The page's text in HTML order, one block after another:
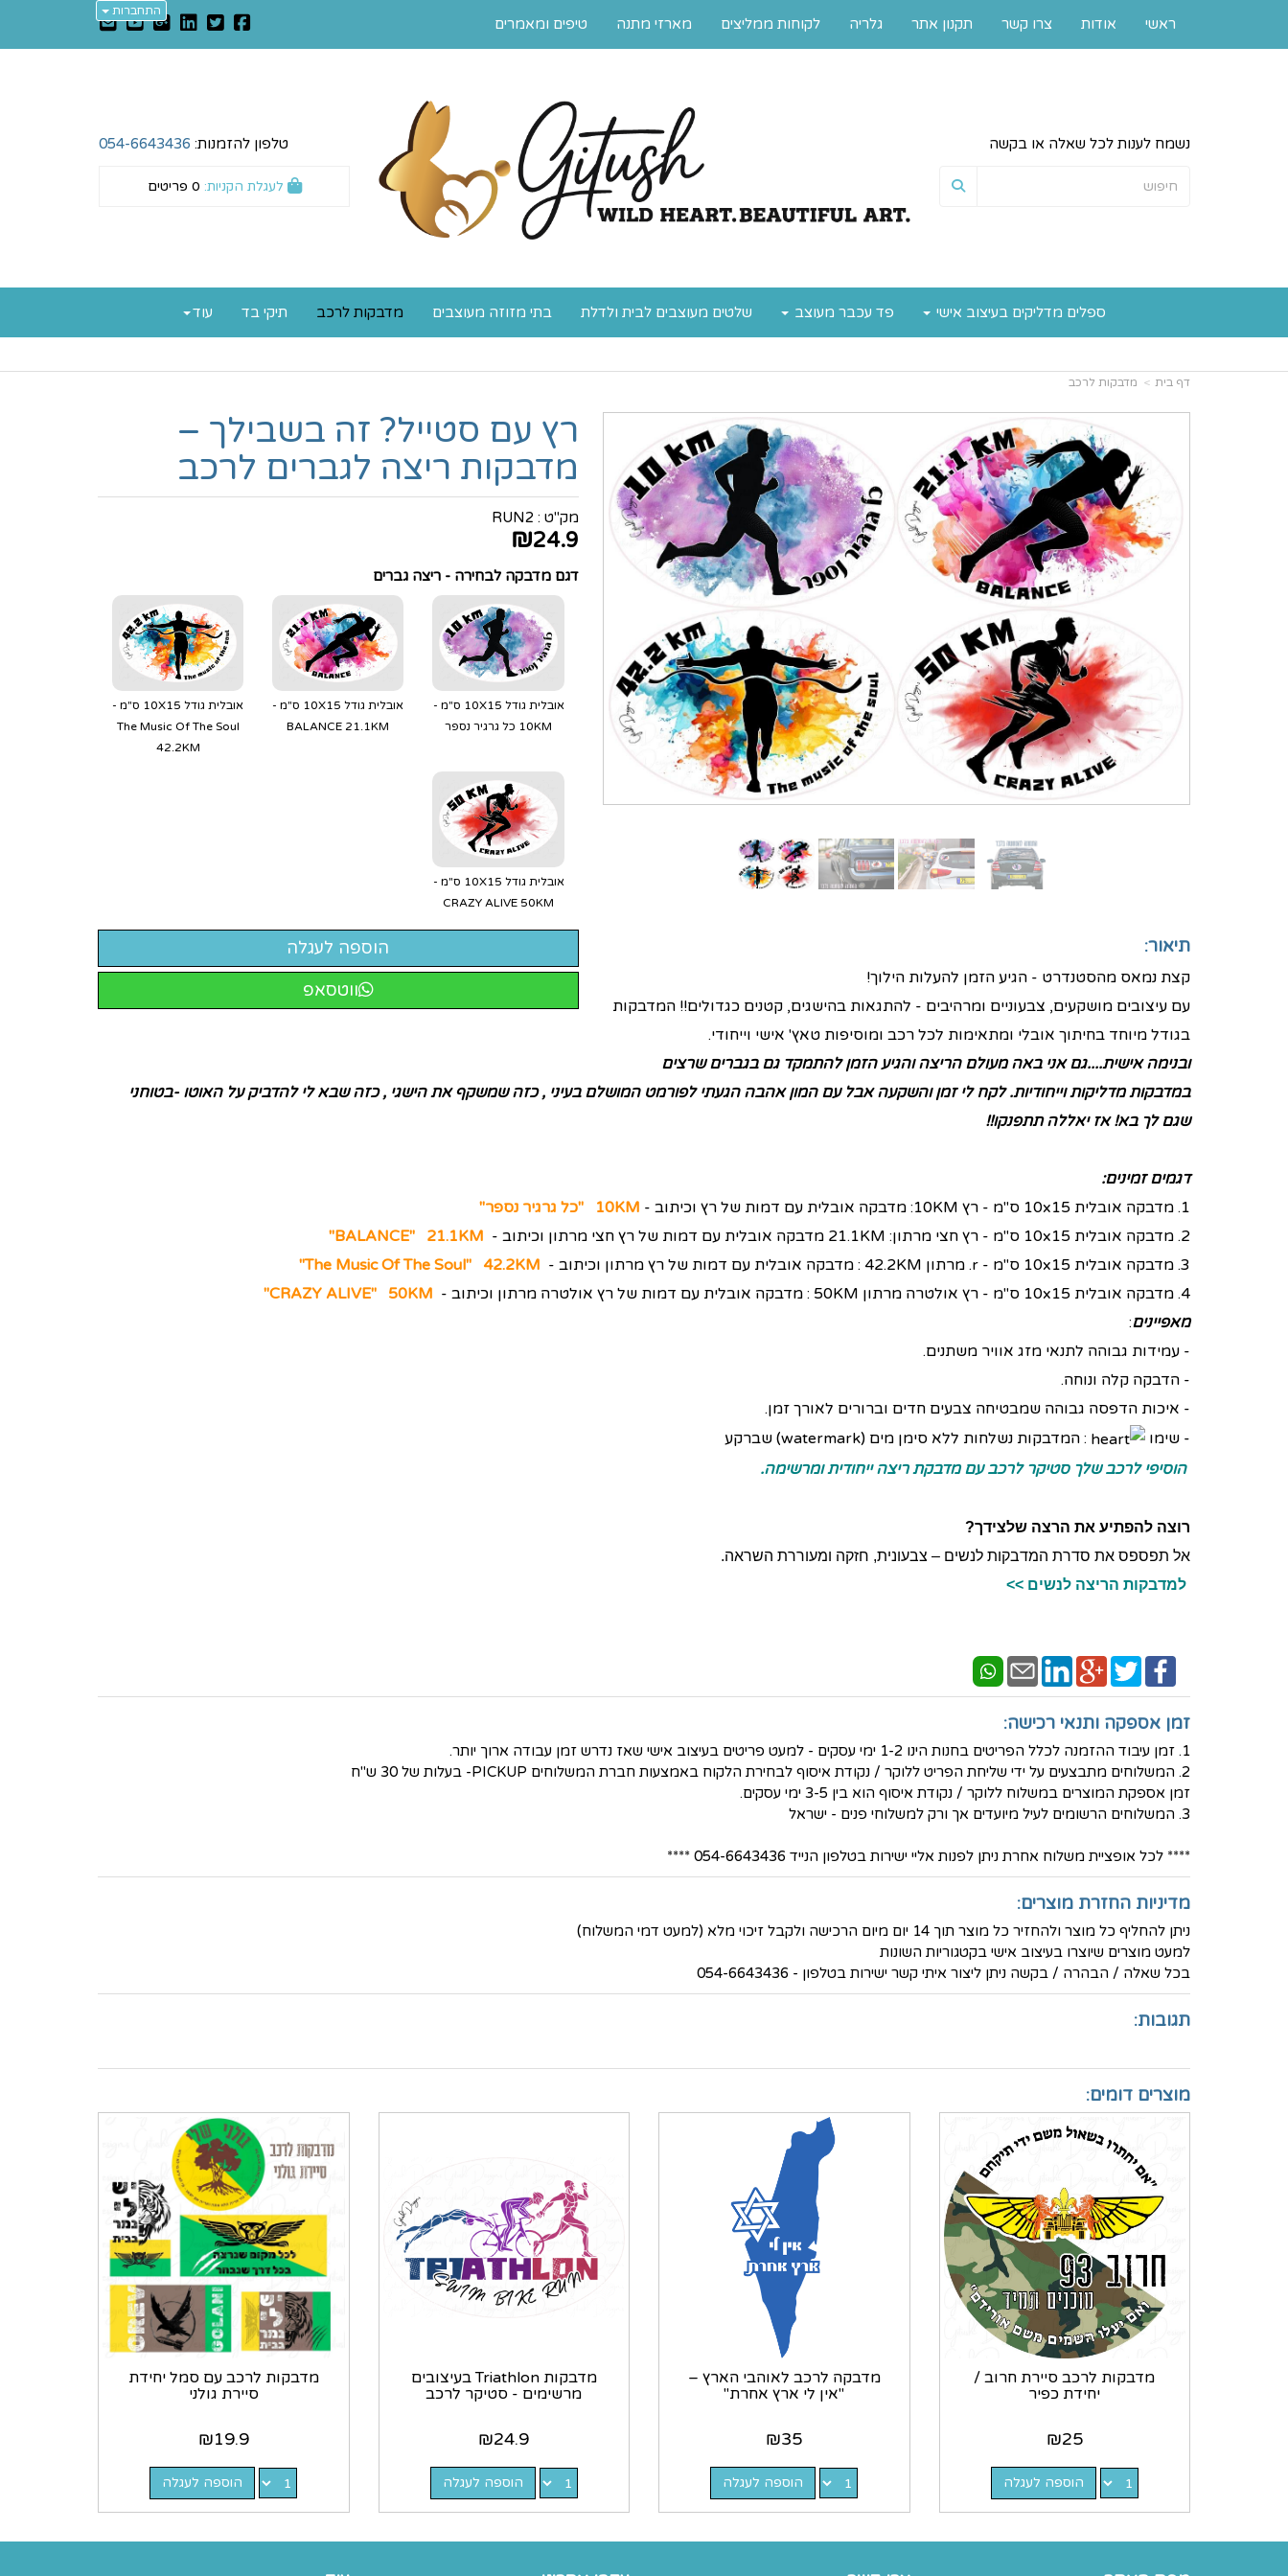
התחברות
נשמח לענות לכל שאלה או בקשה טלפון להזמנות: 054-6643436
0
ספלים מדליקים בעיצוב אישי פד עכבר מעוצב שלטים מעוצבים לבית ולדלת בתי מזוזה מעוצבים מדבקות לרכב תיקי בד עוד
ראשי אודות צרו קשר תקנון אתר גלריה לקוחות ממליצים מארזי מתנה טיפים ומאמרים
דף בית מדבקות לרכב
רץ עם סטייל? זה בשבילך –
מדבקות ריצה לגברים לרכב
מק"ט : RUN2
₪24.9
דגם מדבקה לבחירה - ריצה גברים
אובלית גודל 10X15 ס"מ -
10KM כל גרגיר נספר
אובלית גודל 10X15 ס"מ -
BALANCE 21.1KM
אובלית גודל 10X15 ס"מ -
The Music Of The Soul
42.2KM
אובלית גודל 10X15 ס"מ -
CRAZY ALIVE 50KM
ווטסאפ
תיאור:
קצת נמאס מהסטנדרט - הגיע הזמן להעלות הילוך!
עם עיצובים מושקעים, צבעוניים ומרהיבים - להתגאות בהישגים, קטנים כגדולים!! המדבקות
בגודל מיוחד בחיתוך אובלי ומתאימות לכל רכב ומוסיפות טאץ' אישי וייחודי.
ובנימה אישית....גם אני באה מעולם הריצה והגיע הזמן להתמקד גם בגברים שרצים
במדבקות מדליקות וייחודיות. לקח לי זמן והשקעה אבל עם המון אהבה הגעתי לפורמט המושלם בעיני , כזה שמשקף את הישגי , כזה שבא לי להדביק על האוטו -בטוחני
שגם לך בא! אז יאללה תתפנקו!!
דגמים זמינים:
1. מדבקה אובלית 10x15 ס"מ - רץ 10KM: מדבקה אובלית עם דמות של רץ וכיתוב -
10KM "כל גרגיר נספר"
2. מדבקה אובלית 10x15 ס"מ - רץ חצי מרתון: 21.1KM מדבקה אובלית עם דמות של רץ חצי מרתון וכיתוב -
BALANCE" 21.1KM"
3. מדבקה אובלית 10x15 ס"מ - r. מרתון 42.2KM : מדבקה אובלית עם דמות של רץ מרתון וכיתוב -
The Music Of The Soul" 42.2KM"
4. מדבקה אובלית 10x15 ס"מ - רץ אולטרה מרתון 50KM : מדבקה אובלית עם דמות של רץ אולטרה מרתון וכיתוב - CRAZY ALIVE" 50KM"
מאפיינים:
- עמידות גבוהה לתנאי מזג אוויר משתנים.
- הדבקה קלה ונוחה.
- איכות הדפסה גבוהה שמבטיחה צבעים חדים וברורים לאורך זמן.
- שימו
: המדבקות נשלחות ללא סימן מים (watermark) שברקע
הוסיפי לרכב שלך סטיקר לרכב עם מדבקת ריצה ייחודית ומרשימה.
רוצה להפתיע את הרצה שלצידך?
אל תפספס את סדרת המדבקות לנשים – צבעונית, חזקה ומעוררת השראה.
למדבקות הריצה לנשים >>
זמן אספקה ותנאי רכישה:
1. זמן עיבוד ההזמנה לכלל הפריטים בחנות הינו 1-2 ימי עסקים - למעט פריטים בעיצוב אישי שאז נדרש זמן עבודה ארוך יותר.
2. המשלוחים מתבצעים על ידי שליחת הפריט ללוקר / נקודת איסוף לבחירת הלקוח באמצעות חברת המשלוחים PICKUP- בעלות של 30 ש"ח
זמן אספקת המוצרים במשלוח ללוקר / נקודת איסוף הוא בין 3-5 ימי עסקים.
3. המשלוחים הרשומים לעיל מיועדים אך ורק למשלוחי פנים - ישראל
**** לכל אופציית משלוח אחרת ניתן לפנות אליי ישירות בטלפון הנייד 054-6643436 ****
מדיניות החזרת מוצרים:
ניתן להחליף כל מוצר ולהחזיר כל מוצר תוך 14 יום מיום הרכישה ולקבל זיכוי מלא (למעט דמי המשלוח)
למעט מוצרים שיוצרו בעיצוב אישי בקטגוריות השונות
בכל שאלה / הבהרה / בקשה ניתן ליצור איתי קשר ישירות בטלפון - 054-6643436
תגובות:
מוצרים דומים:
מדבקות לרכב סיירת חרוב /
יחידת כפיר
₪25
הוספה לעגלה
מדבקה לרכב לאוהבי הארץ –
"אין לי ארץ אחרת"
₪35
הוספה לעגלה
מדבקות Triathlon בעיצובים
מרשימים - סטיקר לרכב
₪24.9
הוספה לעגלה
מדבקות לרכב עם סמל יחידת
סיירת גולני
₪19.9
הוספה לעגלה